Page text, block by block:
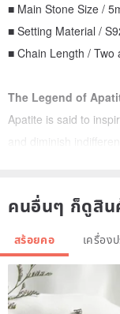
■ Main Stone Size /
■ Setting Material /
■ Chain Length / Two
The Legend of
Apatite is said to
and diminish
expression. Apatite is
intellect, and aid in
knowledge and truth,
and overcoming
คนอื่นๆ ก็ดูสิน
สร้อยคอ เครื่อง